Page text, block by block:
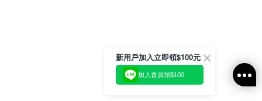
新用戶加入立即領$100元
加入會員領$100